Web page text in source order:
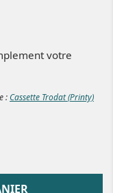
votre
:Cassette Trodat (Printy)